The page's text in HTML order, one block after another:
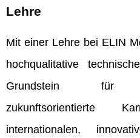
Lehre
Mit einer Lehre bei ELIN
hochqualitative
Grundstein für
zukunftsorientierte
internationalen,